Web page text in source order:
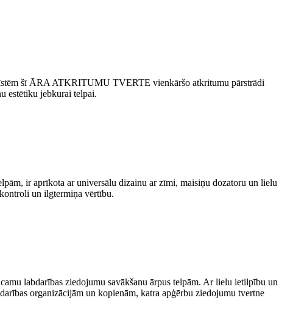
šī ĀRA ATKRITUMU TVERTE vienkāršo atkritumu pārstrādi
estētiku jebkurai telpai.
ir aprīkota ar universālu dizainu ar zīmi, maisiņu dozatoru un lielu
un ilgtermiņa vērtību.
labdarības ziedojumu savākšanu ārpus telpām. Ar lielu ietilpību un
organizācijām un kopienām, katra apģērbu ziedojumu tvertne